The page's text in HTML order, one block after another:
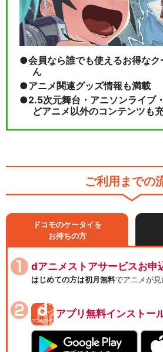
会員なら誰でも使えるお得なク
ん
アニメ関連グッズ情報も満載
2.5次元舞台・アニソンライブ
どアニメ以外のコンテンツも
ご利用までの
ドコモのケータイを
お持ちの方
dアニメストアサービスお申
はじめての方は初月無料でアニメが見
アプリ無料インストー